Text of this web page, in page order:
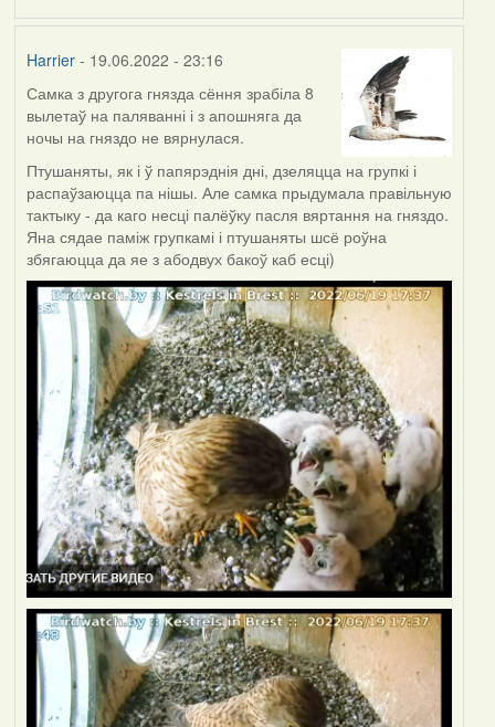
Harrier- 19.06.2022 - 23:16
Самка з другога гнязда сёння зрабіла 8
вылетаў на паляванні і з апошняга да
ночы на гняздо не вярнулася.
Птушаняты, як і ў папярэднія дні, дзеляцца на групкі і
распаўзаюцца па нішы. Але самка прыдумала правільную
тактыку - да каго несці палёўку пасля вяртання на гняздо.
Яна сядае паміж групкамі і птушаняты шсё роўна
збягаюцца да яе з абодвух бакоў каб есці)